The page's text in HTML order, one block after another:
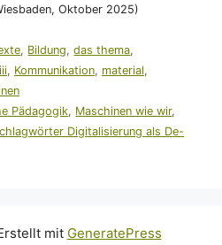
Oktober 2025)
, Bildung,das thema,
, Kommunikation, material,
Pädagogik, Maschinen wie wir,
Digitalisierung als De-
mit GeneratePress